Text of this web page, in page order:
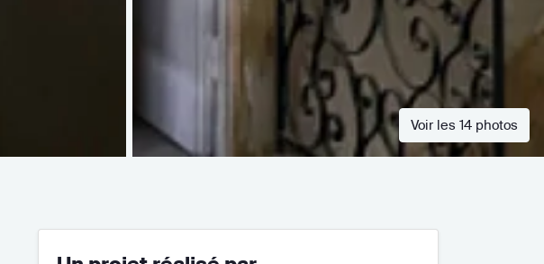
Voir les 14 photos